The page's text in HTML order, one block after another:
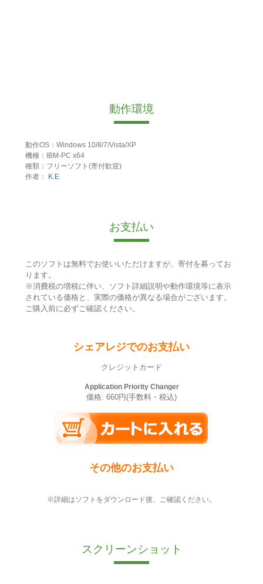
動作環境
動作OS：Windows 10/8/7/Vista/XP
機種：IBM-PC x64
種類：フリーソフト(寄付歓迎)
作者：
K.E
お支払い
このソフトは無料でお使いいただけますが、寄付を募ってお
ります。
※消費税の増税に伴い、ソフト詳細説明や動作環境等に表示
されている価格と、実際の価格が異なる場合がございます。
ご購入前に必ずご確認ください。
シェアレジでのお支払い
クレジットカード
Application Priority Changer
価格: 660円(手数料・税込)
その他のお支払い
※詳細はソフトをダウンロード後、ご確認ください。
スクリーンショット